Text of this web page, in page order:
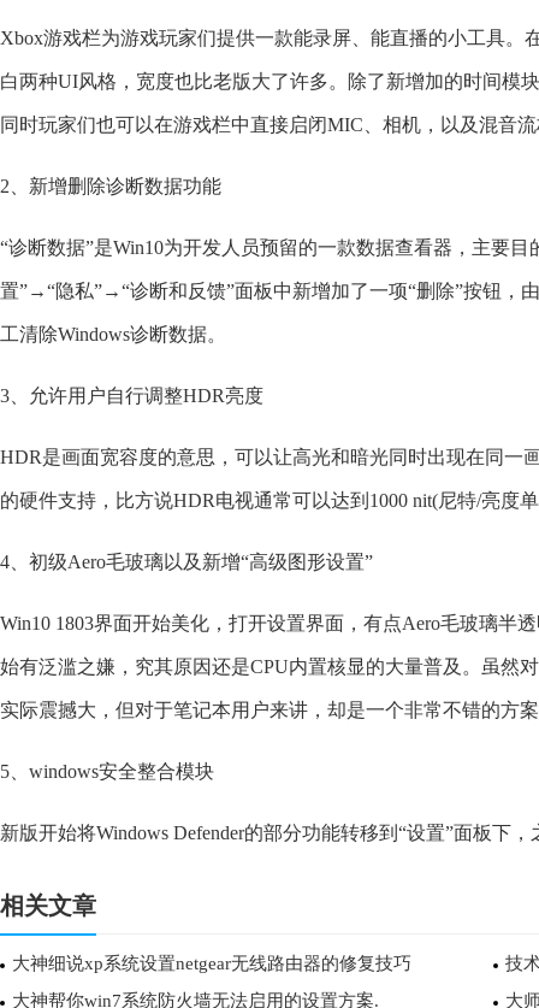
Xbox游戏栏为游戏玩家们提供一款能录屏、能直播的小工具
白两种UI风格，宽度也比老版大了许多。除了新增加的时间模
同时玩家们也可以在游戏栏中直接启闭MIC、相机，以及混音
2、新增删除诊断数据功能
“诊断数据”是Win10为开发人员预留的一款数据查看器，主要
置”→“隐私”→“诊断和反馈”面板中新增加了一项“删除”按钮，
工清除Windows诊断数据。
3、允许用户自行调整HDR亮度
HDR是画面宽容度的意思，可以让高光和暗光同时出现在同一
的硬件支持，比方说HDR电视通常可以达到1000 nit(尼特/亮度
4、初级Aero毛玻璃以及新增“高级图形设置”
Win10 1803界面开始美化，打开设置界面，有点Aero毛玻璃半
始有泛滥之嫌，究其原因还是CPU内置核显的大量普及。虽然
实际震撼大，但对于笔记本用户来讲，却是一个非常不错的方
5、windows安全整合模块
新版开始将Windows Defender的部分功能转移到“设置”面板下
相关文章
大神细说xp系统设置netgear无线路由器的修复技巧
大神帮你win7系统防火墙无法启用的设置方案.
大